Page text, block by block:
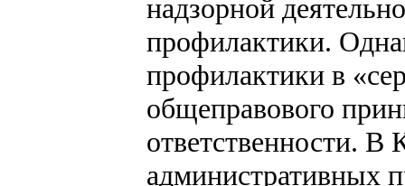
надзорной
профилактики.
профилактики в
общеправового
ответственности. В
административных